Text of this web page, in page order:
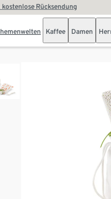
Rücksendung
Kaffee Damen